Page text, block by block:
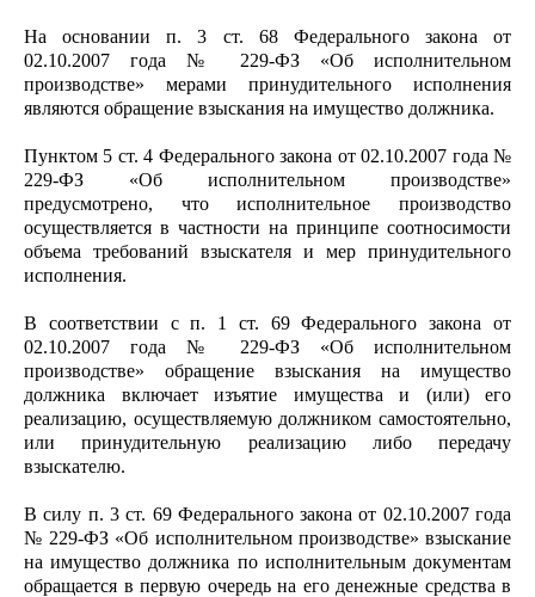
На основании п. 3 ст. 68 Федерального закона от
02.10.2007 года № 229-ФЗ «Об исполнительном
производстве» мерами принудительного исполнения
являются обращение взыскания на имущество должника.
Пунктом 5 ст. 4 Федерального закона от 02.10.2007 года №
229-ФЗ «Об исполнительном производстве»
предусмотрено, что исполнительное производство
осуществляется в частности на принципе соотносимости
объема требований взыскателя и мер принудительного
исполнения.
В соответствии с п. 1 ст. 69 Федерального закона от
02.10.2007 года № 229-ФЗ «Об исполнительном
производстве» обращение взыскания на имущество
должника включает изъятие имущества и (или) его
реализацию, осуществляемую должником самостоятельно,
или принудительную реализацию либо передачу
взыскателю.
В силу п. 3 ст. 69 Федерального закона от 02.10.2007 года
№ 229-ФЗ «Об исполнительном производстве» взыскание
на имущество должника по исполнительным документам
обращается в первую очередь на его денежные средства в